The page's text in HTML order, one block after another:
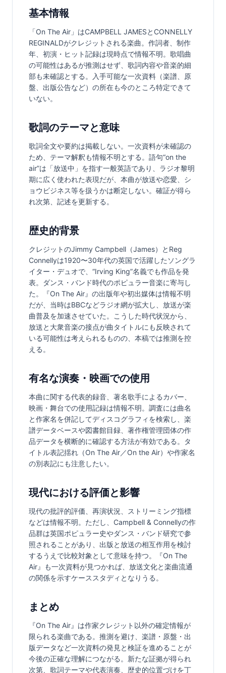
基本情報
「On The Air」はCAMPBELL JAMESとCONNELLY
REGINALDがクレジットされる楽曲。作詞者、制作
年、初演・ヒット記録は現時点で情報不明。歌唱曲
の可能性はあるが推測はせず、歌詞内容や音楽的細
部も未確認とする。入手可能な一次資料（楽譜、原
盤、出版公告など）の所在も今のところ特定できて
いない。
歌詞のテーマと意味
歌詞全文や要約は掲載しない。一次資料が未確認の
ため、テーマ解釈も情報不明とする。語句“on the
air”は「放送中」を指す一般英語であり、ラジオ黎明
期に広く使われた表現だが、本曲が放送や恋愛、シ
ョウビジネス等を扱うかは断定しない。確証が得ら
れ次第、記述を更新する。
歴史的背景
クレジットのJimmy Campbell（James）とReg
Connellyは1920〜30年代の英国で活躍したソングラ
イター・デュオで、“Irving King”名義でも作品を発
表。ダンス・バンド時代のポピュラー音楽に寄与し
た。『On The Air』の出版年や初出媒体は情報不明
だが、当時はBBCなどラジオ網が拡大し、放送が楽
曲普及を加速させていた。こうした時代状況から、
放送と大衆音楽の接点が曲タイトルにも反映されて
いる可能性は考えられるものの、本稿では推測を控
える。
有名な演奏・映画での使用
本曲に関する代表的録音、著名歌手によるカバー、
映画・舞台での使用記録は情報不明。調査には曲名
と作家名を併記してディスコグラフィを検索し、楽
譜データベースや図書館目録、著作権管理団体の作
品データを横断的に確認する方法が有効である。タ
イトル表記揺れ（On The Air／On the Air）や作家名
の別表記にも注意したい。
現代における評価と影響
現代の批評的評価、再演状況、ストリーミング指標
などは情報不明。ただし、Campbell & Connellyの作
品群は英国ポピュラー史やダンス・バンド研究で参
照されることがあり、出版と放送の相互作用を検討
するうえで比較対象として意味を持つ。『On The
Air』も一次資料が見つかれば、放送文化と楽曲流通
の関係を示すケーススタディとなりうる。
まとめ
『On The Air』は作家クレジット以外の確定情報が
限られる楽曲である。推測を避け、楽譜・原盤・出
版データなど一次資料の発見と検証を進めることが
今後の正確な理解につながる。新たな証拠が得られ
次第、歌詞テーマや代表演奏、歴史的位置づけを丁